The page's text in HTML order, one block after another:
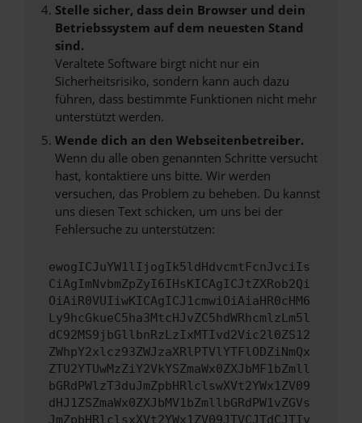
Stelle sicher, dass dein Browser und dein
Betriebssystem auf dem neuesten Stand
sind.
Veraltete Software birgt nicht nur ein
Sicherheitsrisiko, sondern kann auch dazu
führen, dass bestimmte Funktionen nicht mehr
unterstützt werden.
Wende dich an den Webseitenbetreiber.
Wenn du alle oben genannten Schritte versucht
hast, kontaktiere uns bitte. Wir werden
versuchen, das Problem zu beheben. Du kannst
uns diesen Text schicken, um uns bei der
Fehlersuche zu unterstützen:
ewogICJuYW1lIjogIk5ldHdvcmtFcnJvciIs
CiAgImNvbmZpZyI6IHsKICAgICJtZXRob2Qi
OiAiR0VUIiwKICAgICJ1cmwiOiAiaHR0cHM6
Ly9hcGkueC5ha3MtcHJvZC5hdWRhcmlzLm5l
dC92MS9jbGllbnRzLzIxMTIvd2Vic2l0ZS12
ZWhpY2xlcz93ZWJzaXRlPTVlYTFlODZiNmQx
ZTU2YTUwMzZiY2VkYSZmaWx0ZXJbMF1bZmll
bGRdPWlzT3duJmZpbHRlclswXVt2YWx1ZV09
dHJ1ZSZmaWx0ZXJbMV1bZmllbGRdPW1vZGVs
JmZpbHRlclsxXVt2YWx1ZV09JTVCJTdCJTIy